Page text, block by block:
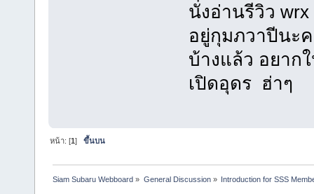
นั่งอ่านรีวิว
อยู่กุมภวาปีนะ
บ้างแล้ว อยาก
เปิดอุดร ฮ่าๆ
หน้า: [1]ขึ้นบน
Siam Subaru Webboard » General Discussion» Introduction for SSS